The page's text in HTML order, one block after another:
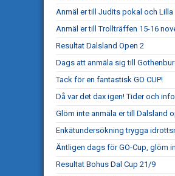
Anmäl er till Judits pokal och
Anmäl er till Trollträffen 15-16
Resultat Dalsland Open 2
Dags att anmäla sig till
Tack för en fantastisk GO CUP!
Då var det dax igen! Tider och
Glöm inte anmäla er till Dalsland
Enkätundersökning trygga
Äntligen dags för GO-Cup, glöm
Resultat Bohus Dal Cup 21/9